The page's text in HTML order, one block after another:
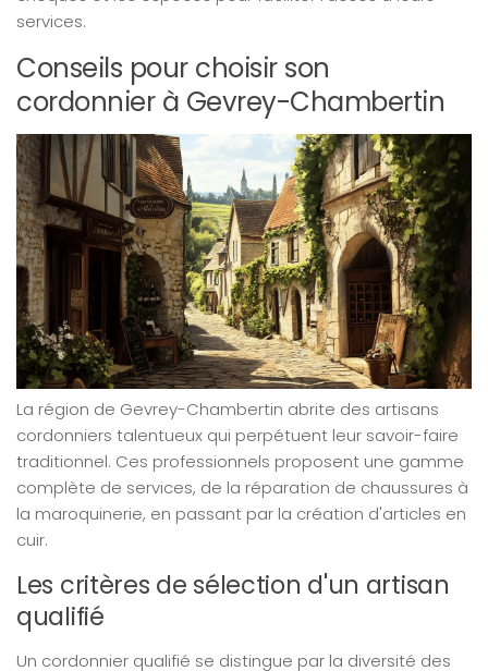
services.
Conseils pour choisir son
cordonnier à Gevrey-Chambertin
La région de Gevrey-Chambertin abrite des artisans
cordonniers talentueux qui perpétuent leur savoir-faire
traditionnel. Ces professionnels proposent une gamme
complète de services, de la réparation de chaussures à
la maroquinerie, en passant par la création d'articles en
cuir.
Les critères de sélection d'un artisan
qualifié
Un cordonnier qualifié se distingue par la diversité des